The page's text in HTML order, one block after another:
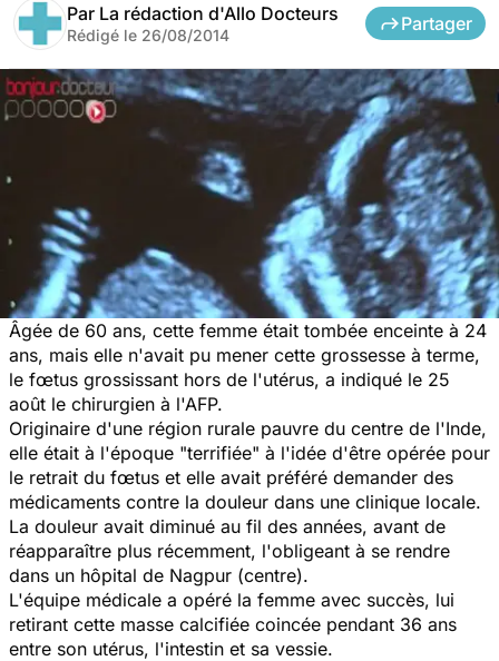
Par La rédaction d'Allo Docteurs
Rédigé le 26/08/2014
Partager
Âgée de 60 ans, cette femme était tombée enceinte à 24
ans, mais elle n'avait pu mener cette grossesse à terme,
le fœtus grossissant hors de l'utérus, a indiqué le 25
août le chirurgien à l'AFP.
Originaire d'une région rurale pauvre du centre de l'Inde,
elle était à l'époque "terrifiée" à l'idée d'être opérée pour
le retrait du fœtus et elle avait préféré demander des
médicaments contre la douleur dans une clinique locale.
La douleur avait diminué au fil des années, avant de
réapparaître plus récemment, l'obligeant à se rendre
dans un hôpital de Nagpur (centre).
L'équipe médicale a opéré la femme avec succès, lui
retirant cette masse calcifiée coincée pendant 36 ans
entre son utérus, l'intestin et sa vessie.